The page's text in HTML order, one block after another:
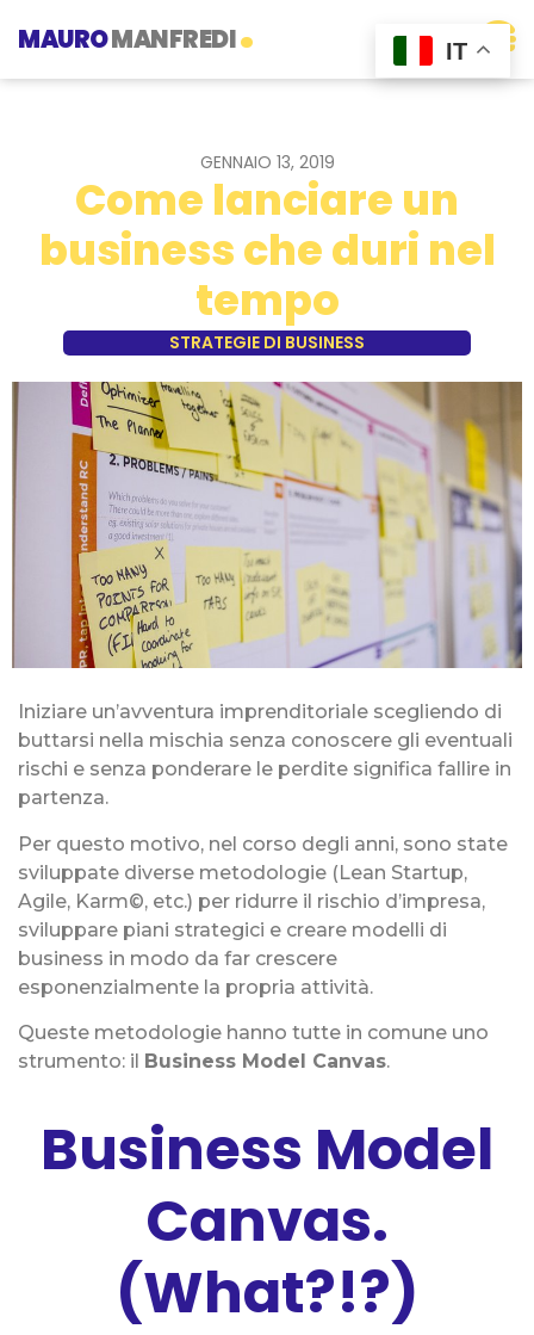
MAUROMANFREDI.
GENNAIO 13, 2019
Come lanciare un
business che duri nel
tempo
STRATEGIE DI BUSINESS
Iniziare un’avventura imprenditoriale scegliendo di
buttarsi nella mischia senza conoscere gli eventuali
rischi e senza ponderare le perdite significa fallire in
partenza.
Per questo motivo, nel corso degli anni, sono state
sviluppate diverse metodologie (Lean Startup,
Agile, Karm©️, etc.) per ridurre il rischio d’impresa,
sviluppare piani strategici e creare modelli di
business in modo da far crescere
esponenzialmente la propria attività.
Queste metodologie hanno tutte in comune uno
strumento: il
Business Model Canvas.
Business Model
Canvas.
(What?!?)
IT